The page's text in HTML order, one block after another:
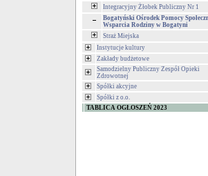
Integracyjny Żłobek Publiczny Nr 1
Bogatyński Ośrodek Pomocy
Wsparcia Rodziny w Bogatyni
Straż Miejska
Instytucje kultury
Zakłady budżetowe
Samodzielny Publiczny Zespół Opieki
Zdrowotnej
Spółki akcyjne
Spółki z o.o.
TABLICA OGŁOSZEŃ 2023